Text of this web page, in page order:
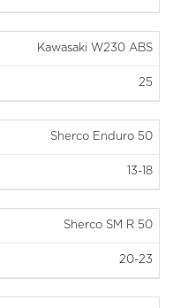
Kawasaki W230 ABS
25
Sherco Enduro 50
13-18
Sherco SM R 50
20-23